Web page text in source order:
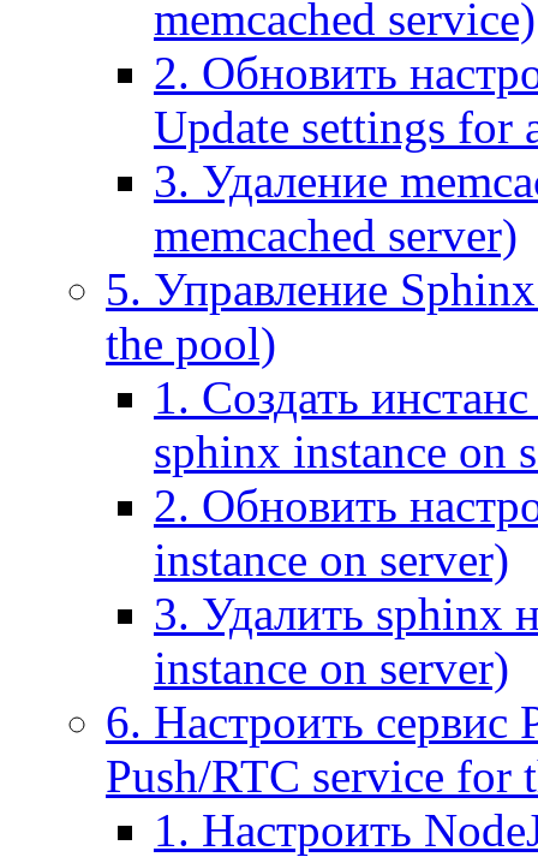
memcached service)
2. Обновить
Update settings for
3. Удаление
memcached server)
5. Управление
the pool)
1. Создать
sphinx instance on
2. Обновить
instance on server)
3. Удалить sphinx
instance on server)
6. Настроить
Push/RTC service for
1. Настроить